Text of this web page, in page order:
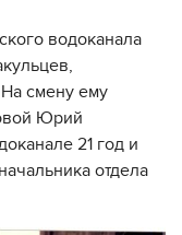
водоканала
смену ему
Юрий
21 год и
отдела